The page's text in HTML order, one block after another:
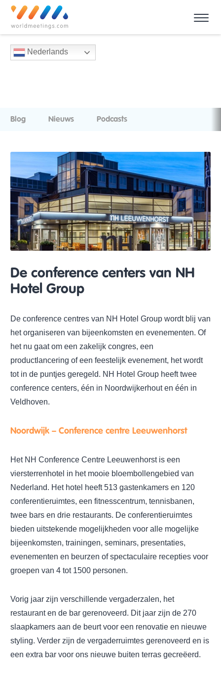
Nederlands
Blog Nieuws Podcasts
De conference centers van NH
Hotel Group
De conference centres van NH Hotel Group wordt blij van
het organiseren van bijeenkomsten en evenementen. Of
het nu gaat om een zakelijk congres, een
productlancering of een feestelijk evenement, het wordt
tot in de puntjes geregeld. NH Hotel Group heeft twee
conference centers, één in Noordwijkerhout en één in
Veldhoven.
Noordwijk – Conference centre Leeuwenhorst
Het NH Conference Centre Leeuwenhorst is een
viersterrenhotel in het mooie bloembollengebied van
Nederland. Het hotel heeft 513 gastenkamers en 120
conferentieruimtes, een fitnesscentrum, tennisbanen,
twee bars en drie restaurants. De conferentieruimtes
bieden uitstekende mogelijkheden voor alle mogelijke
bijeenkomsten, trainingen, seminars, presentaties,
evenementen en beurzen of spectaculaire recepties voor
groepen van 4 tot 1500 personen.
Vorig jaar zijn verschillende vergaderzalen, het
restaurant en de bar gerenoveerd. Dit jaar zijn de 270
slaapkamers aan de beurt voor een renovatie en nieuwe
styling. Verder zijn de vergaderruimtes gerenoveerd en is
een extra bar voor ons nieuwe buiten terras gecreëerd.